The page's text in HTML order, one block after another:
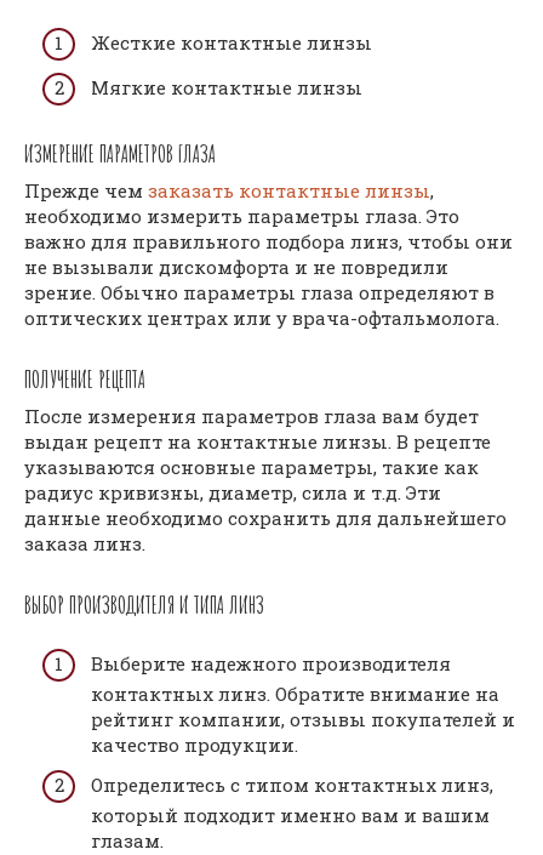
Жесткие контактные линзы
Мягкие контактные линзы
ИЗМЕРЕНИЕ ПАРАМЕТРОВ ГЛАЗА
Прежде чем заказать контактные линзы,
необходимо измерить параметры глаза. Это
важно для правильного подбора линз, чтобы они
не вызывали дискомфорта и не повредили
зрение. Обычно параметры глаза определяют в
оптических центрах или у врача-офтальмолога.
ПОЛУЧЕНИЕ РЕЦЕПТА
После измерения параметров глаза вам будет
выдан рецепт на контактные линзы. В рецепте
указываются основные параметры, такие как
радиус кривизны, диаметр, сила и т.д. Эти
данные необходимо сохранить для дальнейшего
заказа линз.
ВЫБОР ПРОИЗВОДИТЕЛЯ И ТИПА ЛИНЗ
Выберите надежного производителя
контактных линз. Обратите внимание на
рейтинг компании, отзывы покупателей и
качество продукции.
Определитесь с типом контактных линз,
который подходит именно вам и вашим
глазам.